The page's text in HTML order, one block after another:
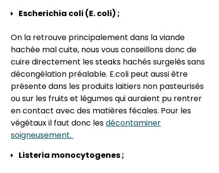
Escherichia coli (E. coli) ;
On la retrouve principalement dans la viande
hachée mal cuite, nous vous conseillons donc de
cuire directement les steaks hachés surgelés sans
décongélation préalable. E.coli peut aussi être
présente dans les produits laitiers non pasteurisés
ou sur les fruits et légumes qui auraient pu rentrer
en contact avec des matières fécales. Pour les
végétaux il faut donc lesdécontaminer
soigneusement.
Listeria monocytogenes ;